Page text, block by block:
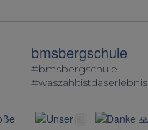
bmsbergschule
#bmsbergschule
#waszähltistdaserlebnis